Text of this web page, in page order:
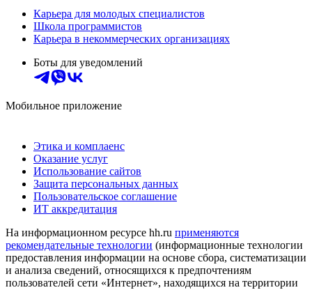
Карьера для молодых специалистов
Школа программистов
Карьера в некоммерческих организациях
Боты для уведомлений
Мобильное приложение
Этика и комплаенс
Оказание услуг
Использование сайтов
Защита персональных данных
Пользовательское соглашение
ИТ аккредитация
На информационном ресурсе hh.ru применяются
рекомендательные технологии (информационные технологии
предоставления информации на основе сбора, систематизации
и анализа сведений, относящихся к предпочтениям
пользователей сети «Интернет», находящихся на территории